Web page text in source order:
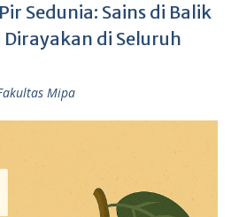
Sedunia: Sains di Balik
di Seluruh
Mipa